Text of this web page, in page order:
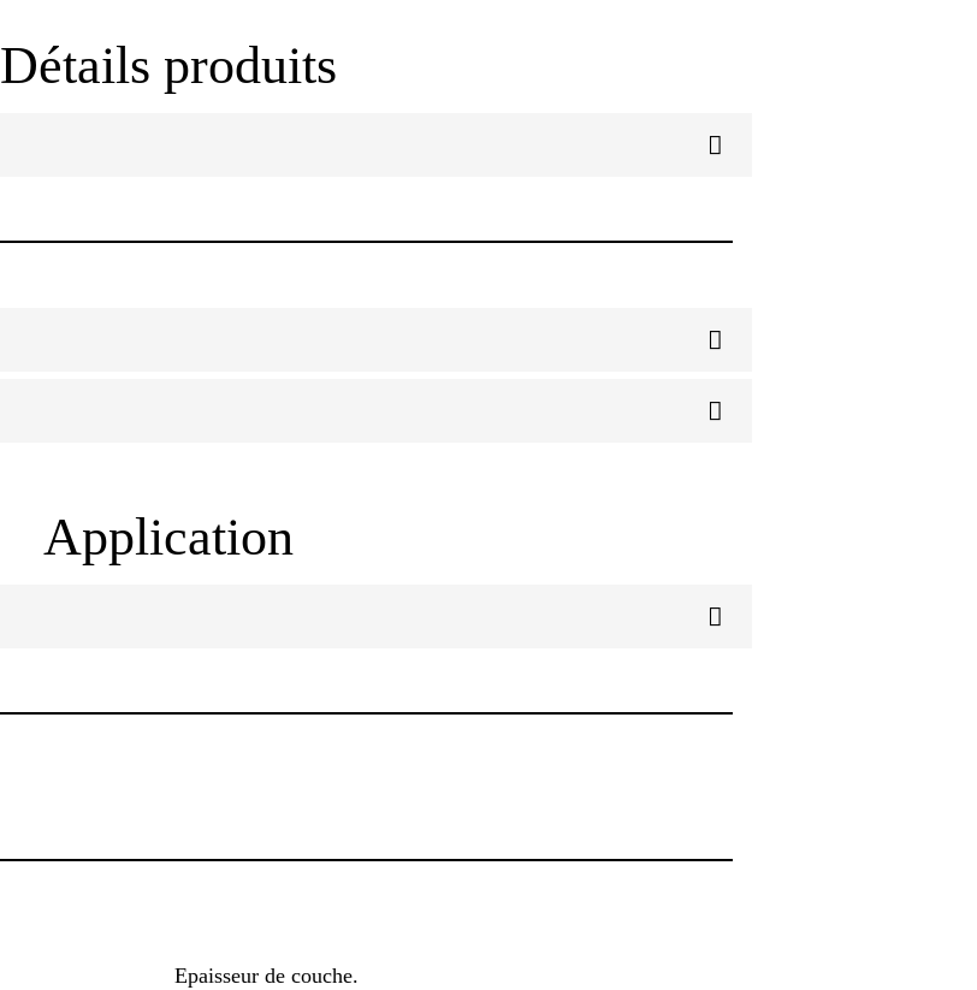
Détails produits
Application
Epaisseur de couche.